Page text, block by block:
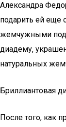
Александра
подарить ей еще
жемчужными
диадему,
натуральных
Бриллиантовая
После того, как